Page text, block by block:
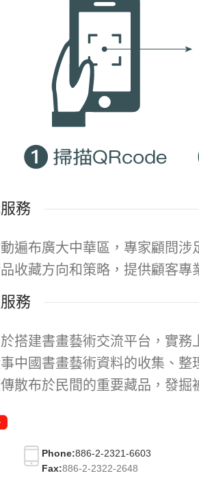
務
遍布廣大中華區，專家顧問
收藏方向和策略，提供顧客專
務
於搭建書畫藝術交流平台，實
中國書畫藝術資料的收集、
散布於民間的重要藏品，發
Phone:886-2-2321-6603
Fax:886-2-2322-2648